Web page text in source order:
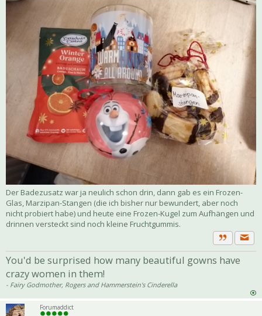
Der Badezusatz war ja neulich schon drin, dann gab es ein Frozen-
Glas, Marzipan-Stangen (die ich bisher nur bewundert, aber noch
nicht probiert habe) und heute eine Frozen-Kugel zum Aufhängen und
drinnen versteckt sind noch kleine Fruchtgummis.
Zitat
You'd be surprised how many beautiful gowns have
crazy women in them!
- Fairy Godmother, Rogers and Hammerstein's Cinderella
Forumaddict